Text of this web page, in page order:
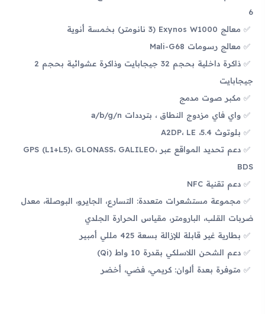
6
معالج Exynos W1000 (3 نانومتر) بخمسة أنوية
معالج رسومات Mali-G68
ذاكرة داخلية بحجم 32 جيجابايت وذاكرة عشوائية بحجم 2
جيجابايت
مكبر صوت مدمج
واي فاي مزدوج النطاق ، بترددات a/b/g/n
بلوتوث 5.4، A2DP، LE
دعم تحديد المواقع عبر GPS (L1+L5)، GLONASS، GALILEO،
BDS
دعم تقنية NFC
مجموعة مستشعرات متعددة: التسارع، الجايرو، البوصلة، معدل
ضربات القلب، البارومتر، مقياس الحرارة الجلدي
بطارية غير قابلة للإزالة بسعة 425 مللي أمبير
دعم الشحن اللاسلكي بقدرة 10 واط (Qi)
متوفرة بعدة ألوان: كريمي، فضي، أخضر